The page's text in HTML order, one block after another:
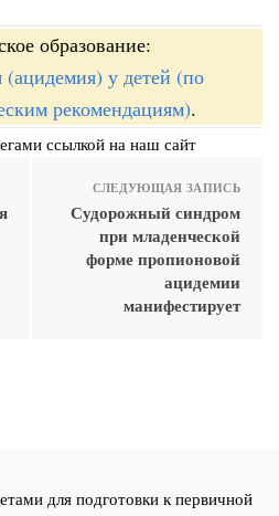
образование:
у детей (по
рекомендациям).
ссылкой на наш сайт
СЛЕДУЮЩАЯ ЗАПИСЬ
Судорожный синдром
при младенческой
форме пропионовой
ацидемии
манифестирует
для подготовки к первичной